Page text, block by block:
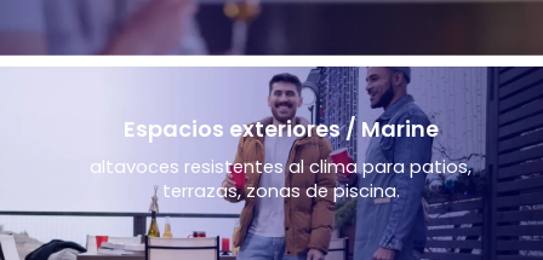
Espacios exteriores / Marine
altavoces resistentes al clima para patios,
terrazas, zonas de piscina.